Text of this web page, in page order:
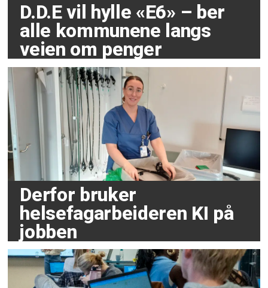
D.D.E vil hylle «E6» – ber
alle kommunene langs
veien om penger
Derfor bruker
helsefagarbeideren KI på
jobben